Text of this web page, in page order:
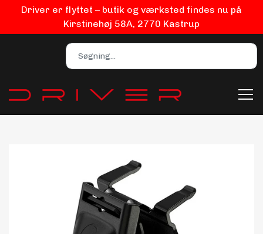
Driver er flyttet – butik og værksted findes nu på
Kirstinehøj 58A, 2770 Kastrup
Biludstyr
EV Udstyr